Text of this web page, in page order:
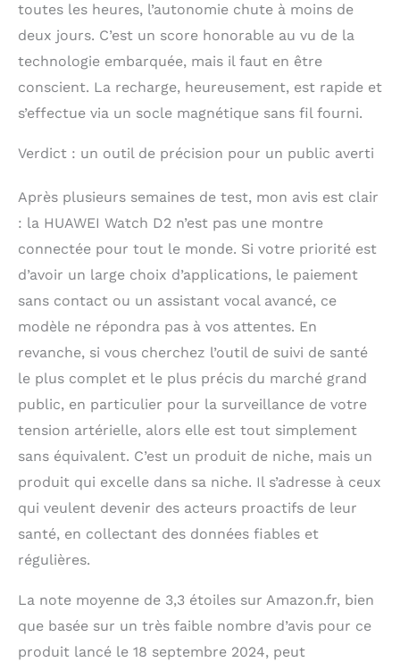
toutes les heures, l’autonomie chute à moins de
deux jours. C’est un score honorable au vu de la
technologie embarquée, mais il faut en être
conscient. La recharge, heureusement, est rapide et
s’effectue via un socle magnétique sans fil fourni.
Verdict : un outil de précision pour un public averti
Après plusieurs semaines de test, mon avis est clair
: la HUAWEI Watch D2 n’est pas une montre
connectée pour tout le monde. Si votre priorité est
d’avoir un large choix d’applications, le paiement
sans contact ou un assistant vocal avancé, ce
modèle ne répondra pas à vos attentes. En
revanche, si vous cherchez l’outil de suivi de santé
le plus complet et le plus précis du marché grand
public, en particulier pour la surveillance de votre
tension artérielle, alors elle est tout simplement
sans équivalent. C’est un produit de niche, mais un
produit qui excelle dans sa niche. Il s’adresse à ceux
qui veulent devenir des acteurs proactifs de leur
santé, en collectant des données fiables et
régulières.
La note moyenne de 3,3 étoiles sur Amazon.fr, bien
que basée sur un très faible nombre d’avis pour ce
produit lancé le 18 septembre 2024, peut